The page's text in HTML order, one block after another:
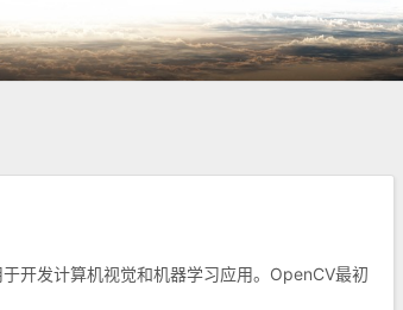
开发计算机视觉和机器学习应用。OpenCV最初